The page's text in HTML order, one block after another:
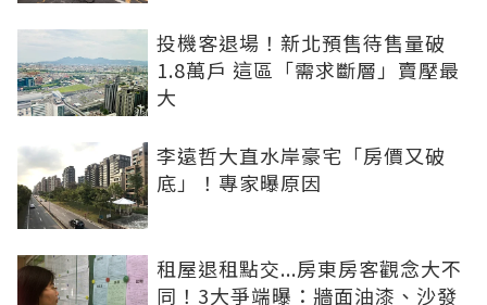
投機客退場！新北預售待售量破
1.8萬戶 這區「需求斷層」賣壓最
大
李遠哲大直水岸豪宅「房價又破
底」！專家曝原因
租屋退租點交...房東房客觀念大不
同！3大爭端曝：牆面油漆、沙發